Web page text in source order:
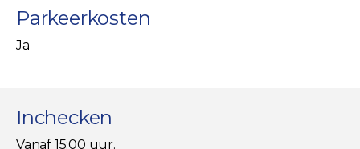
Parkeerkosten
Ja
Inchecken
Vanaf 15:00 uur.